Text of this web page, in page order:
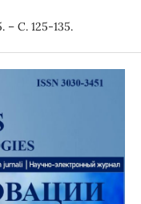
– С. 125-135.